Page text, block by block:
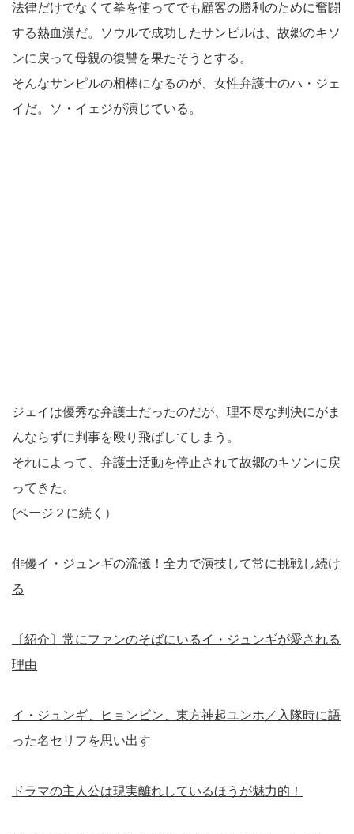
法律だけでなくて拳を使ってでも顧客の勝利のために奮闘
する熱血漢だ。ソウルで成功したサンピルは、故郷のキソ
ンに戻って母親の復讐を果たそうとする。
そんなサンピルの相棒になるのが、女性弁護士のハ・ジェ
イだ。ソ・イェジが演じている。
ジェイは優秀な弁護士だったのだが、理不尽な判決にがま
んならずに判事を殴り飛ばしてしまう。
それによって、弁護士活動を停止されて故郷のキソンに戻
ってきた。
(ページ２に続く）
俳優イ・ジュンギの流儀！全力で演技して常に挑戦し続け
る
〔紹介〕常にファンのそばにいるイ・ジュンギが愛される
理由
イ・ジュンギ、ヒョンビン、東方神起ユンホ／入隊時に語
った名セリフを思い出す
ドラマの主人公は現実離れしているほうが魅力的！